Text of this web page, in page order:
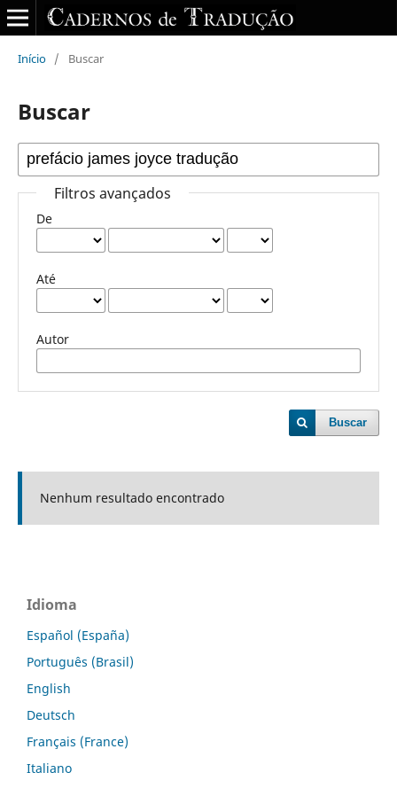
Início / Buscar
Buscar
Filtros avançados
De
Até
Autor
Buscar
Nenhum resultado encontrado
Idioma
Español (España)
Português (Brasil)
English
Deutsch
Français (France)
Italiano